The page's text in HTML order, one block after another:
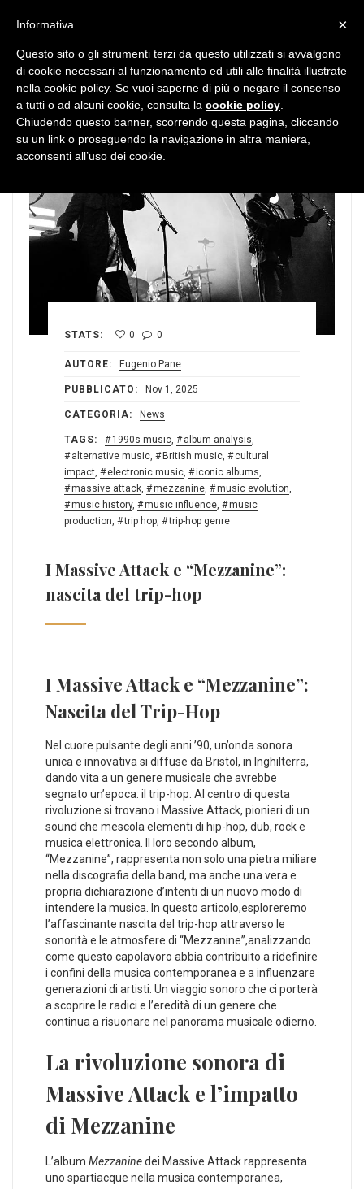
STATS: 0 0
AUTORE: Eugenio Pane
PUBBLICATO: Nov 1, 2025
CATEGORIA: News
TAGS: 1990s music, album analysis,
alternative music, British music,
cultural
impact, electronic music, iconic albums,
massive attack, mezzanine, music evolution,
music history, music influence,
music
production, trip hop, trip-hop genre
I Massive Attack e “Mezzanine”:
nascita del trip-hop
I Massive Attack⁢ e “Mezzanine”:
Nascita del Trip-Hop
Nel cuore pulsante degli anni ​’90, un’onda sonora
unica⁣ e ‌innovativa ‍si diffuse ⁤da Bristol, in Inghilterra,
dando vita a un genere musicale​ che avrebbe
segnato un’epoca: il trip-hop. Al centro ‌di⁣ questa
⁢rivoluzione si ​trovano i Massive Attack, pionieri di un
sound che mescola elementi di hip-hop, dub, rock‍ e
musica elettronica.​ Il loro secondo album,⁣
“Mezzanine”, rappresenta non solo una pietra miliare
nella discografia della band, ma anche una vera ⁤e
propria ​dichiarazione d’intenti ⁢di un nuovo modo di
intendere​ la musica. ⁣In questo articolo,esploreremo
l’affascinante⁣ nascita del trip-hop attraverso le
sonorità e le atmosfere‌ di‍ “Mezzanine”,analizzando
come questo capolavoro​ abbia contribuito a ridefinire⁤
i ⁢confini della musica contemporanea e a​ influenzare
generazioni ​di artisti. Un ⁤viaggio sonoro che ci porterà⁤
a‌ scoprire le radici e l’eredità di un genere che
continua a risuonare nel panorama musicale odierno.
La ‍rivoluzione sonora di
Massive Attack e l’impatto
di Mezzanine
L’album Mezzaninedei Massive Attack rappresenta
uno spartiacque ⁣nella ‍musica contemporanea,
×
Informativa
Questo sito o gli strumenti terzi da questo utilizzati si avvalgono
di cookie necessari al funzionamento ed utili alle finalità illustrate
nella cookie policy. Se vuoi saperne di più o negare il consenso
a tutti o ad alcuni cookie, consulta la cookie policy
Chiudendo questo banner, scorrendo questa pagina, cliccando
su un link o proseguendo la navigazione in altra maniera,
acconsenti all’uso dei cookie.